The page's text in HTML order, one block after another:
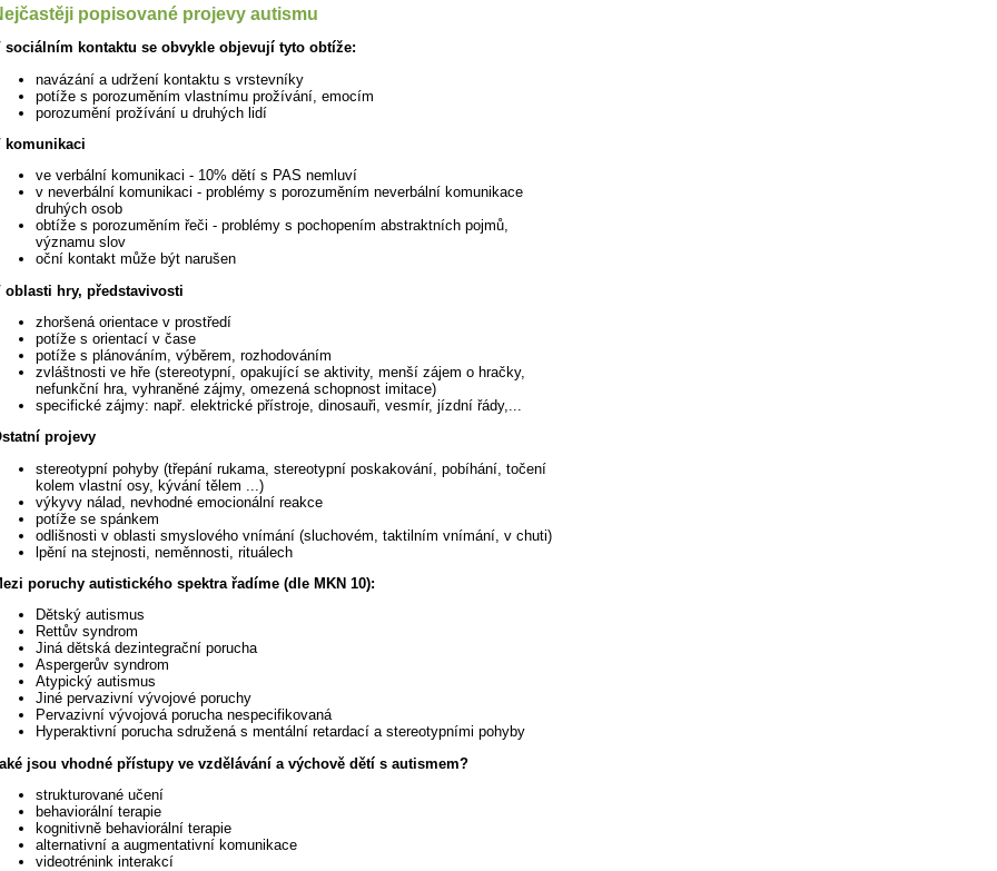
popisované projevy autismu
sociálním kontaktu se obvykle objevují tyto obtíže:
navázání a udržení kontaktu s vrstevníky
potíže s porozuměním vlastnímu prožívání, emocím
porozumění prožívání u druhých lidí
komunikaci
ve verbální komunikaci - 10% dětí s PAS nemluví
v neverbální komunikaci - problémy s porozuměním neverbální komunikace
druhých osob
obtíže s porozuměním řeči - problémy s pochopením abstraktních pojmů,
významu slov
oční kontakt může být narušen
oblasti hry, představivosti
zhoršená orientace v prostředí
potíže s orientací v čase
potíže s plánováním, výběrem, rozhodováním
zvláštnosti ve hře (stereotypní, opakující se aktivity, menší zájem o hračky,
nefunkční hra, vyhraněné zájmy, omezená schopnost imitace)
specifické zájmy: např. elektrické přístroje, dinosauři, vesmír, jízdní řády,...
projevy
stereotypní pohyby (třepání rukama, stereotypní poskakování, pobíhání, točení
kolem vlastní osy, kývání tělem ...)
výkyvy nálad, nevhodné emocionální reakce
potíže se spánkem
odlišnosti v oblasti smyslového vnímání (sluchovém, taktilním vnímání, v chuti)
lpění na stejnosti, neměnnosti, rituálech
poruchy autistického spektra řadíme (dle MKN 10):
Dětský autismus
Rettův syndrom
Jiná dětská dezintegrační porucha
Aspergerův syndrom
Atypický autismus
Jiné pervazivní vývojové poruchy
Pervazivní vývojová porucha nespecifikovaná
Hyperaktivní porucha sdružená s mentální retardací a stereotypními pohyby
jsou vhodné přístupy ve vzdělávání a výchově dětí s autismem?
strukturované učení
behaviorální terapie
kognitivně behaviorální terapie
alternativní a augmentativní komunikace
videotrénink interakcí